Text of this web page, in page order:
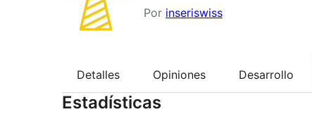
Por inseriswiss
Detalles Opiniones Desarrollo
Estadísticas